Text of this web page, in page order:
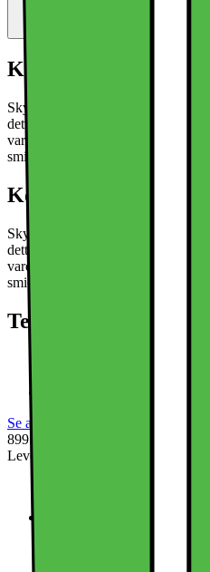
Kort om produkten
Skydda din Google Pixel 10/10
detta skyddande skal. Den smala
vardagliga olyckor, samtidigt som
smidig åtkomst till alla portar och
Kort om produkten
Skydda din Google Pixel 10/10
detta skyddande skal. Den smala
vardagliga olyckor, samtidigt som
smidig åtkomst till alla portar och
Teknisk specifikation
Se alla specifikationer
899.-
Leverantörens färgnamn